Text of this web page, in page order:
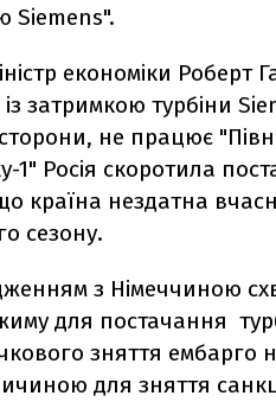
Siemens".
економіки Роберт
затримкою турбіни
не працює
1" Росія скоротила
країна нездатна
сезону.
з Німеччиною
для постачання
зняття ембарго
для зняття